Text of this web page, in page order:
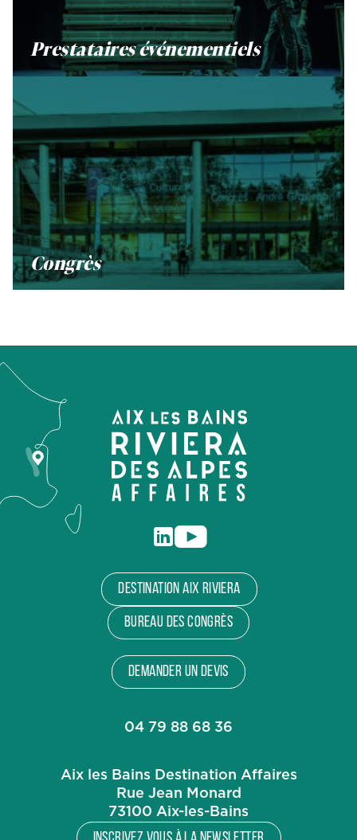
Prestataires événementiels
Congrès
Destination Aix Riviera
Bureau des congrès
Demander un devis
04 79 88 68 36
Aix les Bains Destination Affaires
Rue Jean Monard
73100 Aix-les-Bains